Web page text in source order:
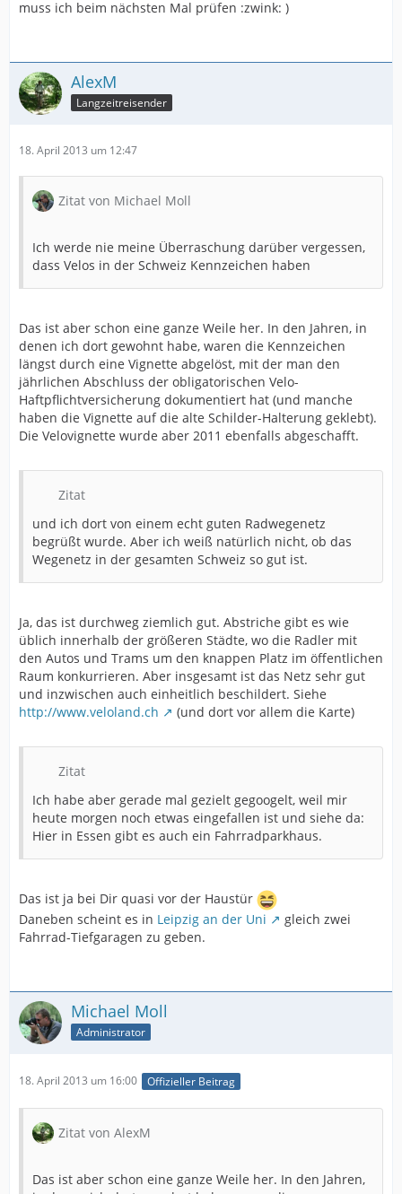
muss ich beim nächsten Mal prüfen :zwink: )
AlexM
Langzeitreisender
18. April 2013 um 12:47
Zitat von Michael Moll
Ich werde nie meine Überraschung darüber vergessen,
dass Velos in der Schweiz Kennzeichen haben
Das ist aber schon eine ganze Weile her. In den Jahren, in
denen ich dort gewohnt habe, waren die Kennzeichen
längst durch eine Vignette abgelöst, mit der man den
jährlichen Abschluss der obligatorischen Velo-
Haftpflichtversicherung dokumentiert hat (und manche
haben die Vignette auf die alte Schilder-Halterung geklebt).
Die Velovignette wurde aber 2011 ebenfalls abgeschafft.
Zitat
und ich dort von einem echt guten Radwegenetz
begrüßt wurde. Aber ich weiß natürlich nicht, ob das
Wegenetz in der gesamten Schweiz so gut ist.
Ja, das ist durchweg ziemlich gut. Abstriche gibt es wie
üblich innerhalb der größeren Städte, wo die Radler mit
den Autos und Trams um den knappen Platz im öffentlichen
Raum konkurrieren. Aber insgesamt ist das Netz sehr gut
und inzwischen auch einheitlich beschildert. Siehe
http://www.veloland.ch
(und dort vor allem die Karte)
Zitat
Ich habe aber gerade mal gezielt gegoogelt, weil mir
heute morgen noch etwas eingefallen ist und siehe da:
Hier in Essen gibt es auch ein Fahrradparkhaus.
Das ist ja bei Dir quasi vor der Haustür
Daneben scheint es in Leipzig an der Uni
gleich zwei
Fahrrad-Tiefgaragen zu geben.
Michael Moll
Administrator
18. April 2013 um 16:00 Offizieller Beitrag
Zitat von AlexM
Das ist aber schon eine ganze Weile her. In den Jahren,